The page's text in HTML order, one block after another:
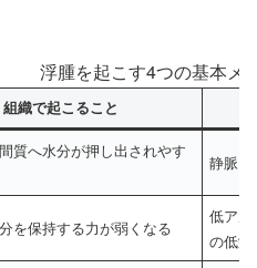
浮腫を起こす4つの基本メ
組織で起こること
質へ水分が押し出されやす
静脈
を保持する力が弱くなる
低ア
の低栄